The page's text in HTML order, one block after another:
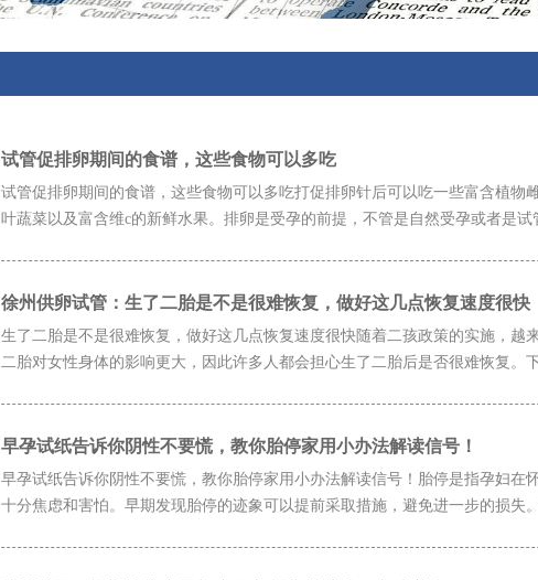
试管促排卵期间的食谱，这些食物可以多吃
试管促排卵期间的食谱，这些食物可以多吃打促排卵针后可以吃一些富含植物
叶蔬菜以及富含维c的新鲜水果。排卵是受孕的前提，不管是自然受孕或者是试
徐州供卵试管：生了二胎是不是很难恢复，做好这几点恢复速度很快
生了二胎是不是很难恢复，做好这几点恢复速度很快随着二孩政策的实施，越
二胎对女性身体的影响更大，因此许多人都会担心生了二胎后是否很难恢复。下
早孕试纸告诉你阴性不要慌，教你胎停家用小办法解读信号！
早孕试纸告诉你阴性不要慌，教你胎停家用小办法解读信号！胎停是指孕妇在
十分焦虑和害怕。早期发现胎停的迹象可以提前采取措施，避免进一步的损失。